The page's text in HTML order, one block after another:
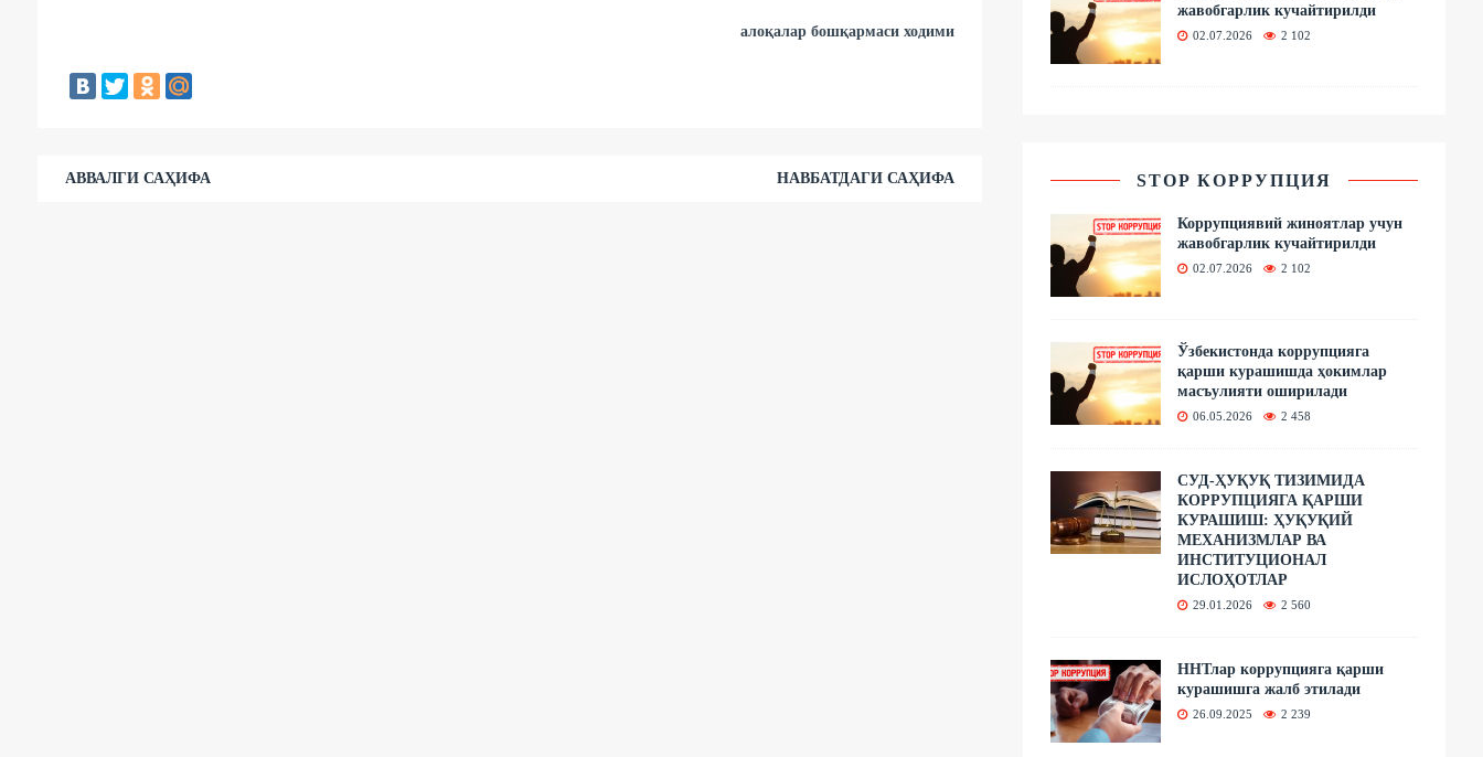
алоқалар бошқармаси ходими
АВВАЛГИ САҲИФА НАВБАТДАГИ САҲИФА
жавобгарлик кучайтирилди
02.07.2026 2 102
STOP КОРРУПЦИЯ
Коррупциявий жиноятлар учун
жавобгарлик кучайтирилди
02.07.2026 2 102
Ўзбекистонда коррупцияга
қарши курашишда ҳокимлар
масъулияти оширилади
06.05.2026 2 458
СУД-ҲУҚУҚ ТИЗИМИДА
КОРРУПЦИЯГА ҚАРШИ
КУРАШИШ: ҲУҚУҚИЙ
МЕХАНИЗМЛАР ВА
ИНСТИТУЦИОНАЛ
ИСЛОҲОТЛАР
29.01.2026 2 560
ННТлар коррупцияга қарши
курашишга жалб этилади
26.09.2025 2 239